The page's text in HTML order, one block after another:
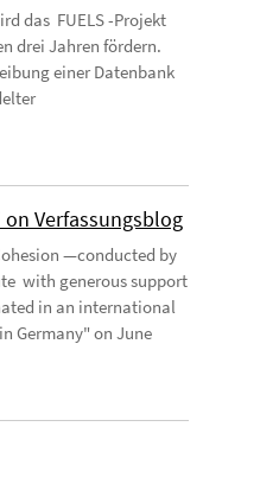
das FUELS -Projekt
drei Jahren fördern.
einer Datenbank
Verfassungsblog
—conducted by
with generous support
in an international
Germany" on June